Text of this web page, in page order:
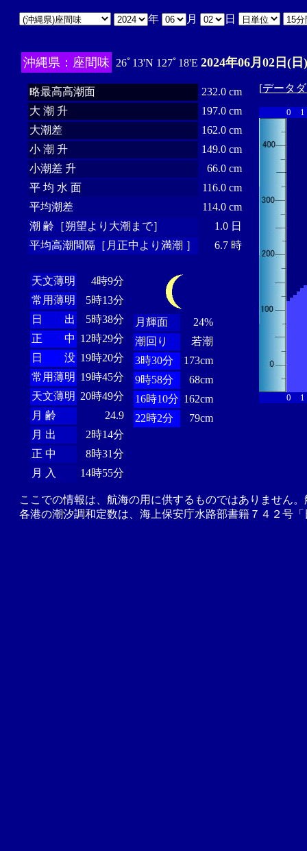
年 月 日
沖縄県：座間味 26ﾟ13'N 127ﾟ18'E 2024年06月02日(日)
略最高高潮面
232.0 cm
大 潮 升
197.0 cm
大潮差
162.0 cm
小 潮 升
149.0 cm
小潮差 升
66.0 cm
平 均 水 面
116.0 cm
平均潮差
114.0 cm
潮 齢［朔望より大潮まで］
1.0 日
平均高潮間隔［月正中より満潮 ］
6.7 時
天文薄明
4時9分
常用薄明
5時13分
日 出
5時38分
正 中 12時29分
日 没 19時20分
常用薄明 19時45分
天文薄明 20時49分
月 齢
24.9
月 出
2時14分
正 中
8時31分
月 入
14時55分
月輝面
24%
潮回り
若潮
3時30分
173cm
9時58分
68cm
16時10分 162cm
22時2分
79cm
[データ
0 1
0 1
ここでの情報は、航海の用に供するものではありません
各港の潮汐調和定数は、海上保安庁水路部書籍７４２号